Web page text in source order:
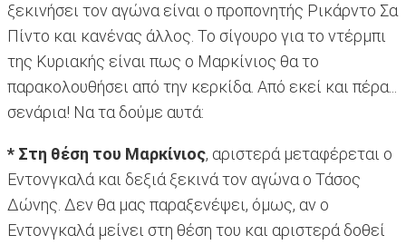
ξεκινήσει τον αγώνα είναι ο προπονητής Ρικάρντο Σα
Πίντο και κανένας άλλος. Το σίγουρο για το ντέρμπι
της Κυριακής είναι πως ο Μαρκίνιος θα το
παρακολουθήσει από την κερκίδα. Από εκεί και πέρα...
σενάρια! Να τα δούμε αυτά:
* Στη θέση του Μαρκίνιος, αριστερά μεταφέρεται ο
Εντονγκαλά και δεξιά ξεκινά τον αγώνα ο Τάσος
Δώνης. Δεν θα μας παραξενέψει, όμως, αν ο
Εντονγκαλά μείνει στη θέση του και αριστερά δοθεί